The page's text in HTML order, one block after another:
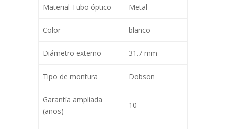
Material Tubo óptico Metal
Color blanco
Diámetro externo 31.7 mm
Tipo de montura Dobson
Garantía ampliada
(años)
10